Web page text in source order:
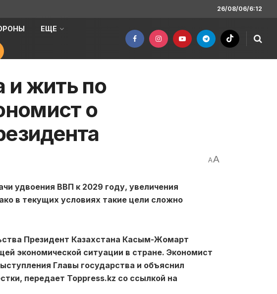
26/08/06/6:12
ЕЩЕ
и жить по
о
AA
удвоения ВВП к 2029 году, увеличения
в текущих условиях такие цели сложно
Президент Казахстана Касым-Жомарт
экономической ситуации в стране. Экономист
Главы государства и объяснил
передает Toppress.kz со ссылкой на